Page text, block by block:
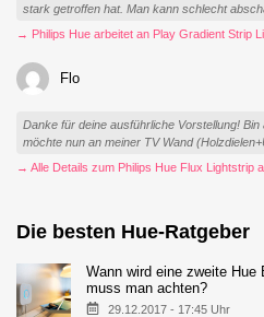
stark getroffen hat. Man kann schlecht
→ Philips Hue arbeitet an Play Gradient Strip
Flo
Danke für deine ausführliche Vorstellung!
möchte nun an meiner TV Wand
→ Alle Details zum Philips Hue Flux Lightstrip
Die besten Hue-Ratgeber
Wann wird eine zweite Hue
muss man achten?
29.12.2017 - 17:45 Uhr